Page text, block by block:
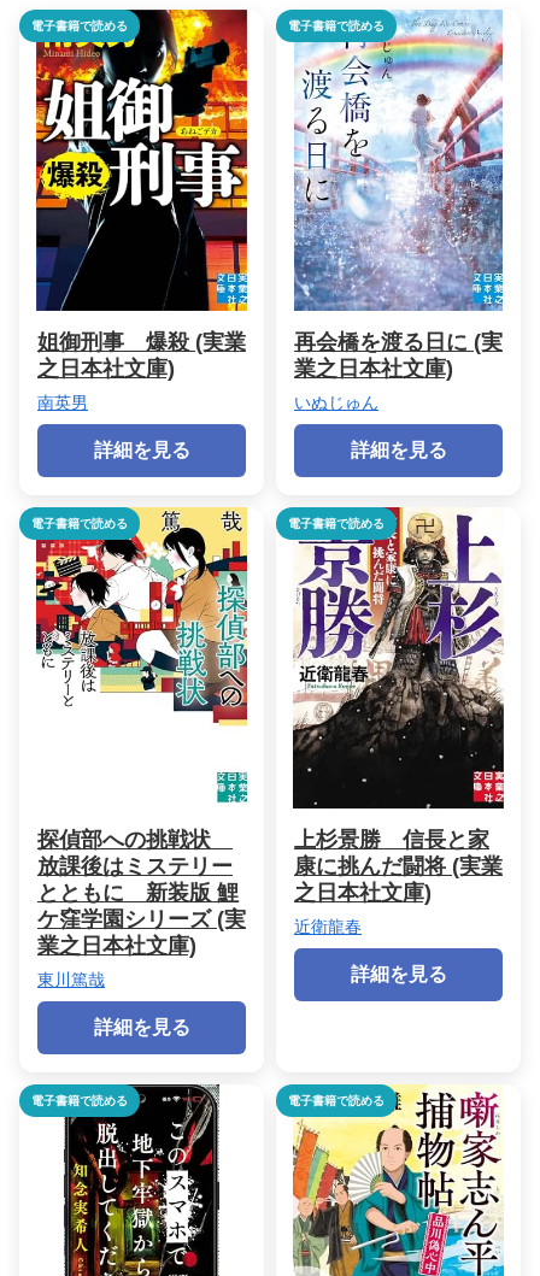
電子書籍で読める
姐御刑事 爆殺 (実業
之日本社文庫)
南英男
詳細を見る
電子書籍で読める
再会橋を渡る日に (実
業之日本社文庫)
いぬじゅん
詳細を見る
電子書籍で読める
探偵部への挑戦状
放課後はミステリー
とともに 新装版 鯉
ケ窪学園シリーズ (実
業之日本社文庫)
東川篤哉
詳細を見る
電子書籍で読める
上杉景勝 信長と家
康に挑んだ闘将 (実業
之日本社文庫)
近衛龍春
詳細を見る
電子書籍で読める 電子書籍で読める